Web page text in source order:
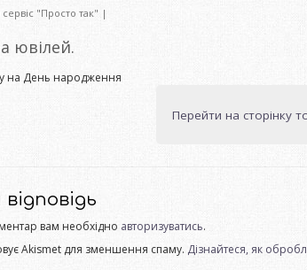
"Просто так" |
ювілей.
на День народження
Перейти на сторінку
вам необхідно авторизуватись.
Akismet для зменшення спаму. Дізнайтеся, як